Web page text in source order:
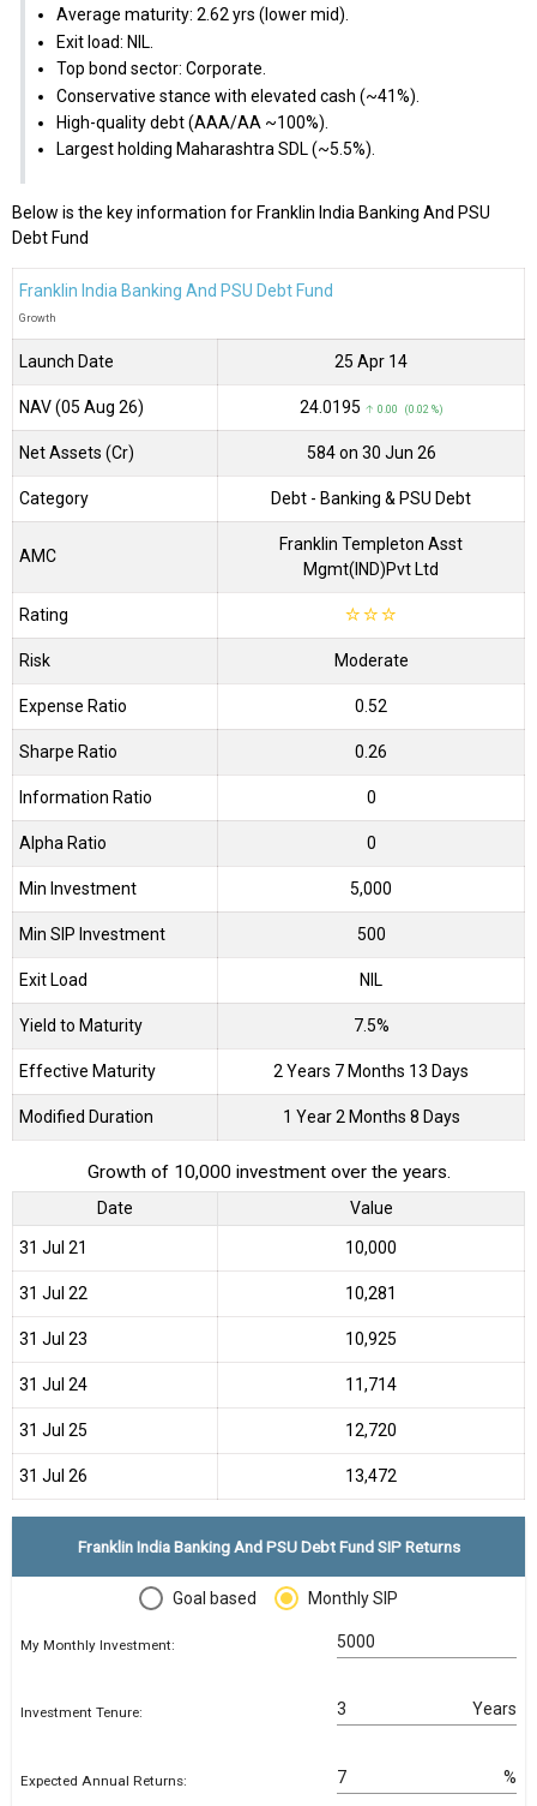
Average maturity: 2.62 yrs (lower mid).
Exit load: NIL.
Top bond sector: Corporate.
Conservative stance with elevated cash (~41%).
High-quality debt (AAA/AA ~100%).
Largest holding Maharashtra SDL (~5.5%).
Below is the key information for Franklin India Banking And PSU
Debt Fund
Franklin India Banking And PSU Debt Fund
Growth
Launch Date 25 Apr 14
NAV (05 Aug 26) ₹24.0195 ↑ 0.00 (0.02 %)
Net Assets (Cr) ₹584 on 30 Jun 26
Category Debt - Banking & PSU Debt
AMC
Franklin Templeton Asst
Mgmt(IND)Pvt Ltd
Rating ☆☆☆
Risk Moderate
Expense Ratio 0.52
Sharpe Ratio 0.26
Information Ratio 0
Alpha Ratio 0
Min Investment 5,000
Min SIP Investment 500
Exit Load NIL
Yield to Maturity 7.5%
Effective Maturity 2 Years 7 Months 13 Days
Modified Duration 1 Year 2 Months 8 Days
Growth of 10,000 investment over the years.
Date Value
31 Jul 21 ₹10,000
31 Jul 22 ₹10,281
31 Jul 23 ₹10,925
31 Jul 24 ₹11,714
31 Jul 25 ₹12,720
31 Jul 26 ₹13,472
Franklin India Banking And PSU Debt Fund SIP Returns
Goal based Monthly SIP
My Monthly Investment:
Investment Tenure: Years
Expected Annual Returns: %